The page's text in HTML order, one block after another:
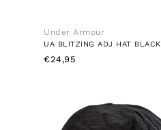
Under Armour
UA BLITZING ADJ HAT BLACK
€24,95